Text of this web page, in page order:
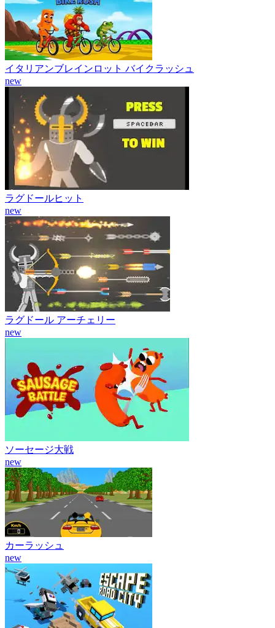
イタリアンブレインロット バイクラッシュ
new
ラグドールヒット
new
ラグドール アーチェリー
new
ソーセージ大戦
new
カーラッシュ
new